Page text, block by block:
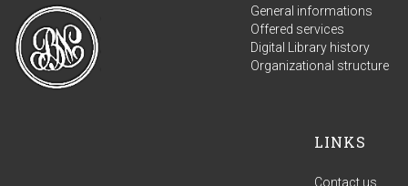
General informations
Offered services
Digital Library history
Organizational structure
LINKS
Contact us